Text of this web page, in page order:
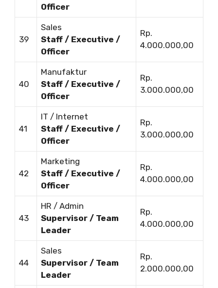
Officer
39
Sales
Staff / Executive /
Officer
Rp.
4.000.000,00
40
Manufaktur
Staff / Executive /
Officer
Rp.
3.000.000,00
41
IT / Internet
Staff / Executive /
Officer
Rp.
3.000.000,00
42
Marketing
Staff / Executive /
Officer
Rp.
4.000.000,00
43
HR / Admin
Supervisor / Team
Leader
Rp.
4.000.000,00
44
Sales
Supervisor / Team
Leader
Rp.
2.000.000,00